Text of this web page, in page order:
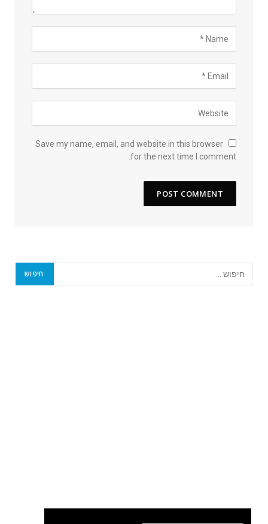
Save my name, email, and website in this browser
for the next time I comment.